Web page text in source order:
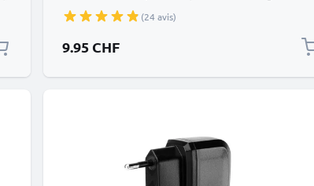
(24 avis)
9.95 CHF